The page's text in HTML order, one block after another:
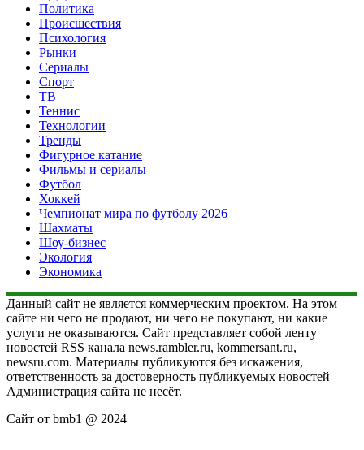
Политика
Происшествия
Психология
Рынки
Сериалы
Спорт
ТВ
Теннис
Технологии
Тренды
Фигурное катание
Фильмы и сериалы
Футбол
Хоккей
Чемпионат мира по футболу 2026
Шахматы
Шоу-бизнес
Экология
Экономика
Данный сайт не является коммерческим проектом. На этом
сайте ни чего не продают, ни чего не покупают, ни какие
услуги не оказываются. Сайт представляет собой ленту
новостей RSS канала news.rambler.ru, kommersant.ru,
newsru.com. Материалы публикуются без искажения,
ответственность за достоверность публикуемых новостей
Администрация сайта не несёт.
Сайт от bmb1 @ 2024